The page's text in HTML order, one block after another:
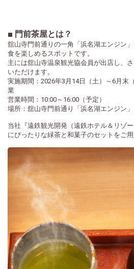
■ 門前茶屋とは？
舘山寺門前通りの一角「浜名湖エンジン
食を楽しめるスポットです。
主には舘山寺温泉観光協会員が出店し、
いただけます。
実施期間：2026年3月14日（土）～6月
業
営業時間：10:00～16:00（予定）
場所：舘山寺門前通り「浜名湖エンジン
当社『遠鉄観光開発（遠鉄ホテル＆リゾ
にぴったりな緑茶と和菓子のセットをご用